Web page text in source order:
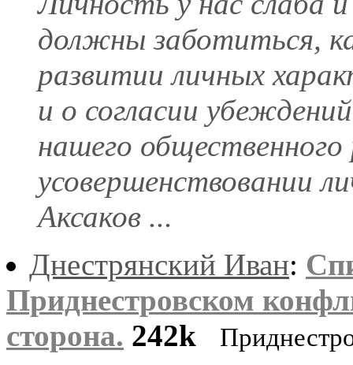
должны заботиться,
развитии личных
и о согласии
нашего общественного
усовершенствовании
Аксаков ...
Днестрянский Иван:
Приднестровском
сторона. 242k